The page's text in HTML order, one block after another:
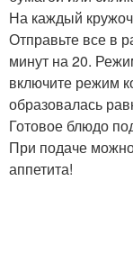
На каждый
Отправьте все в
минут на 20.
включите режим
образовалась
Готовое блюдо
При подаче
аппетита!